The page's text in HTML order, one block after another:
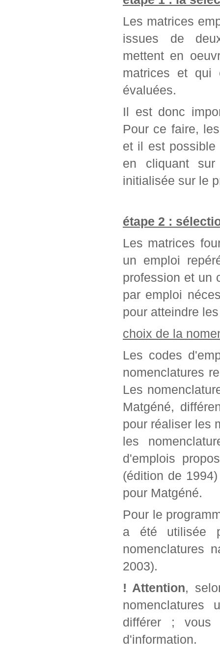
Les matrices
issues de
mettent en
matrices et qui
évaluées.
Il est donc
Pour ce faire,
et il est possible
en cliquant
initialisée sur le
étape 2 :
Les matrices
un emploi
profession et un
par emploi
pour atteindre
choix de la
Les codes
nomenclatures
Les
Matgéné,
pour réaliser les
les
d'emplois
(édition de
pour Matgéné.
Pour le
a été utilisée
nomenclatures
2003).
! Attention,
nomenclatures
différer ; vous
d'information.